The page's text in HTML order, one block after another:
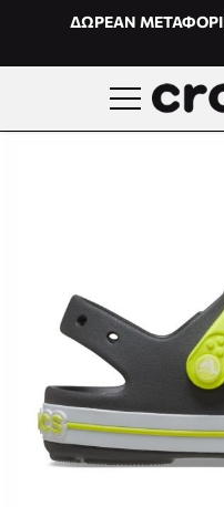
Μετάβαση στο
ΔΩΡΕΑΝ